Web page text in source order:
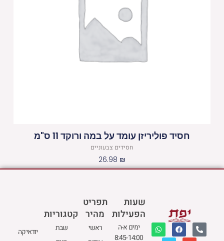
חסיד פוליריזן עומד על במה ורוקד 11 ס"מ
חסידים צבעוניים
26.98 ₪
שעות
הפעילות
ימים א-ה
8:45-14:00
תפריט
מהיר
ראשי
P
h
F
a
W
h
E
M
קטגוריות
שבת
יודאיקה